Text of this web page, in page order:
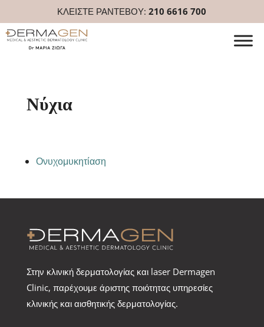
ΚΛΕΙΣΤΕ ΡΑΝΤΕΒΟΥ:210 6616 700
Νύχια
Ονυχομυκητίαση
Στην κλινική δερματολογίας και laser Dermagen
Clinic, παρέχουμε άριστης ποιότητας υπηρεσίες
κλινικής και αισθητικής δερματολογίας.